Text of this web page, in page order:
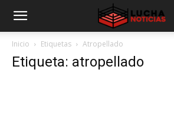
Inicio Etiquetas Atropellado
Etiqueta: atropellado